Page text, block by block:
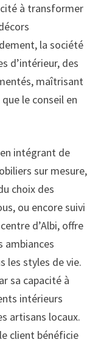
à transformer
la société
d’intérieur, des
maîtrisant
le conseil en
intégrant de
sur mesure,
choix des
ou encore suivi
d’Albi, offre
ambiances
les styles de vie.
sa capacité à
intérieurs
artisans locaux.
client bénéficie